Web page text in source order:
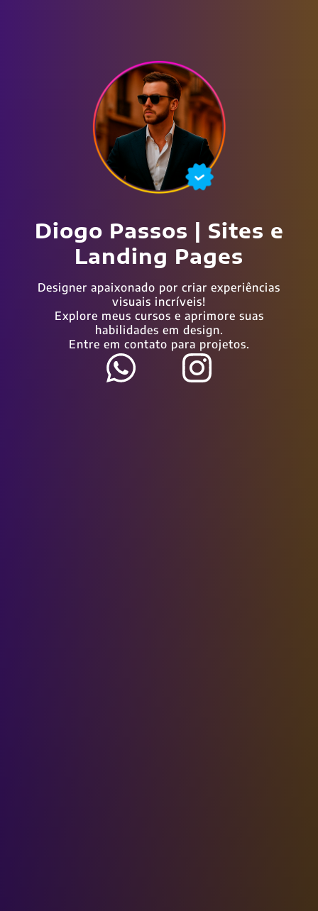
Diogo Passos | Sites e
Landing Pages
Designer apaixonado por criar experiências
visuais incríveis!
Explore meus cursos e aprimore suas
habilidades em design.
Entre em contato para projetos.